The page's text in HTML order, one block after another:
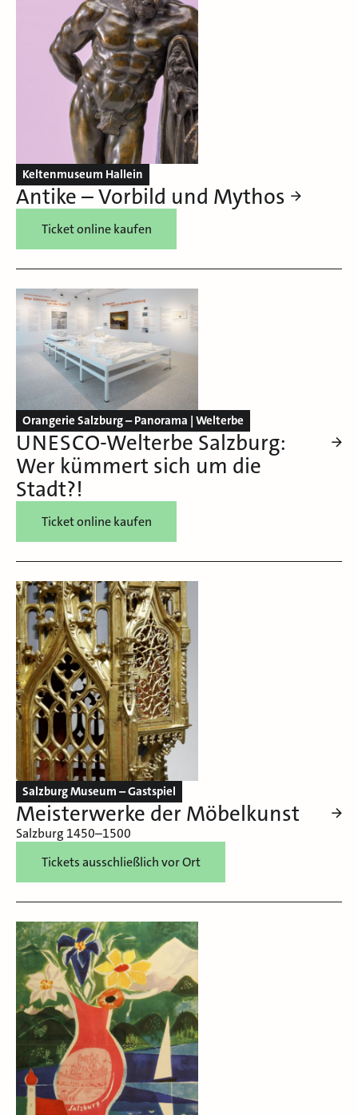
Keltenmuseum Hallein
Antike – Vorbild und Mythos
Ticket online kaufen
Orangerie Salzburg – Panorama | Welterbe
UNESCO-Welterbe Salzburg:
Wer kümmert sich um die
Stadt?!
Ticket online kaufen
Salzburg Museum – Gastspiel
Meisterwerke der Möbelkunst
Salzburg 1450–1500
Tickets ausschließlich vor Ort